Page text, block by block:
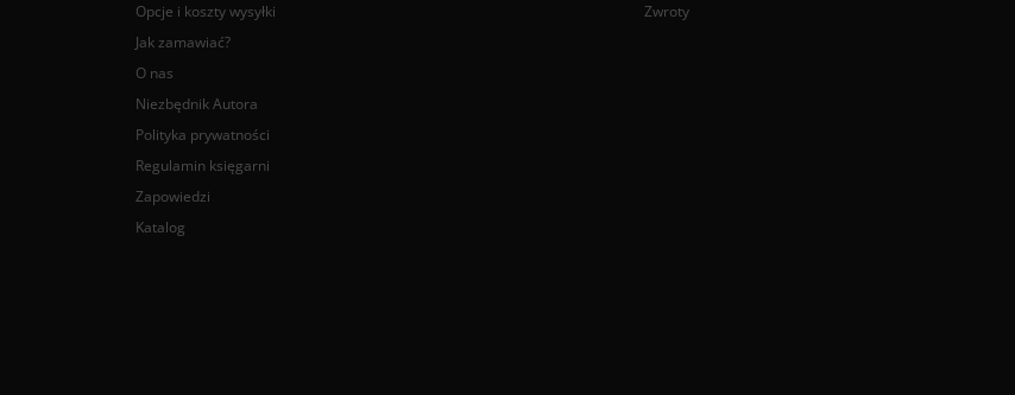
Opcje i koszty wysyłki
Jak zamawiać?
O nas
Niezbędnik Autora
Polityka prywatności
Regulamin księgarni
Zapowiedzi
Katalog
Zwroty